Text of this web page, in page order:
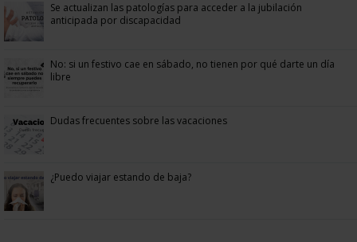
Se actualizan las patologías para acceder a la jubilación
anticipada por discapacidad
No: si un festivo cae en sábado, no tienen por qué darte un día
libre
Dudas frecuentes sobre las vacaciones
¿Puedo viajar estando de baja?